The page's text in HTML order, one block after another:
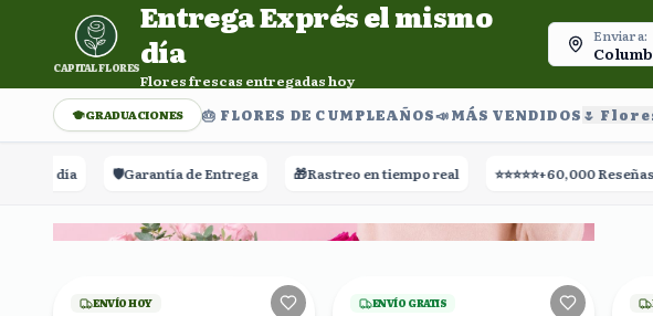
Entrega Exprés el mismo día. Flores frescas entregadas hoy.
CAPITAL FLORES
Entrega Exprés el mismo
día
Flores frescas entregadas hoy
Enviar a:
GRADUACIONES 🎂 FLORES DE CUMPLEAÑOS📣​MÁS VENDIDOS 🌷
🛡️Garantía de Entrega 🎁Rastreo en tiempo real ⭐⭐⭐⭐⭐ +60,000 Reseñas 🚀
ENVÍO HOY ENVÍO GRATIS